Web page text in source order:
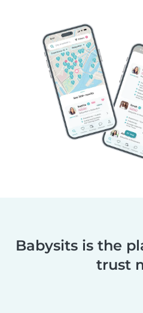
Babysits is the
trust